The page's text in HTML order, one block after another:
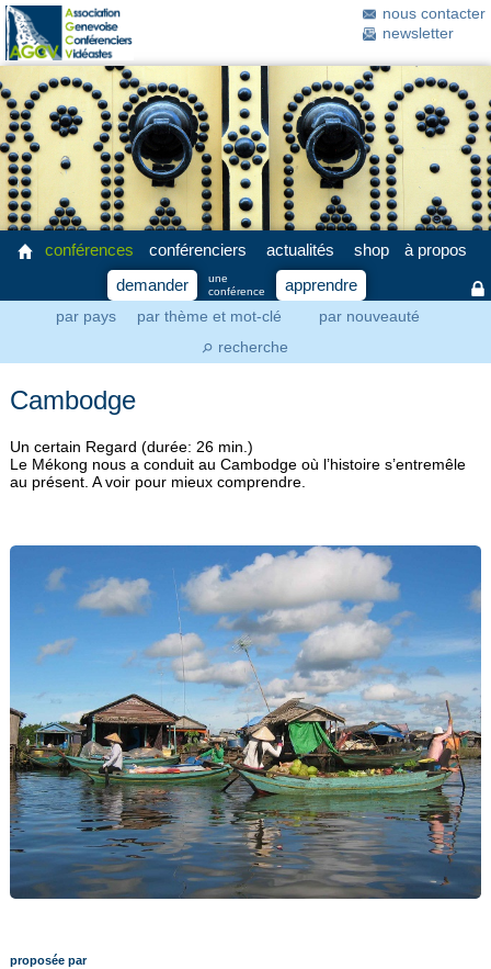
nous contacter
newsletter
conférences
par pays par thème et mot-clé par nouveauté
⚲ recherche
conférenciers actualités shop
à propos
demander
une
conférence
apprendre
Cambodge
Un certain Regard (durée: 26 min.)
Le Mékong nous a conduit au Cambodge où l’histoire s’entremêle
au présent. A voir pour mieux comprendre.
proposée par